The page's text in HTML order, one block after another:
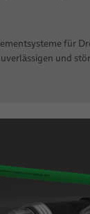
für
und